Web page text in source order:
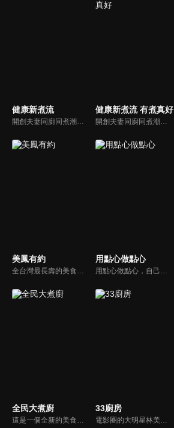
健康新煮流
開創夫妻同廚同煮潮流的KC夫婦，繼《健康醫食代》後，走出攝影棚，帶大家全台走透透，發掘上帝賞賜的美味食材，內容融合新加坡南洋風和客家純樸味，加上台灣獨特的閩南風情，互相激盪交織出的火花，打造出獨一無二的美食節目。
健康新煮流 有煮真好
開創夫妻同廚同煮潮流的KC夫婦，繼《健康醫食代》後，走出攝影棚，帶大家全台走透透，發掘上帝賞賜的美味食材，內容融合新加坡南洋風和客家純樸味，加上台灣獨特的閩南風情，互相激盪交織出的火花，打造出獨一無二的美食節目。
美鳳有約
全台灣最長壽的美食節目《美鳯有約》魅力百分百！長達15年的播出時間，總是陪伴著許多婆婆媽媽們渡過一個輕鬆愉快的時光，精采內容您絕對不可錯過喔！
用點心做點心
用點心做點心，自己動手最開心！全台唯一以點心烘焙為主題的電視節目，邀請熱愛烘焙料理的你/妳，一起加入我們DIY各式各樣的點心。
全民大煮廚
這是一個全新的美食節目，將為您煮出台灣的好滋味，豐富、美味的畫面，傳遞「煮廚」對料理的用心，獨特的介紹方式，要你吃得更有創意、吃得更有趣！現今飲食已趨健康走向為主，「全民大煮廚」要用「輕食輕煙」讓你吃出健康與活力，並帶觀眾們從食材開始，想成為達人級的吃貨，走～我們從「煮」開始！
33廚房
電影圈的大明星林美秀首度跨足綜藝接主持棒，帶領駱進漢師傅以及黃景龍師傅大展廚藝與觀眾們一起美味上菜！